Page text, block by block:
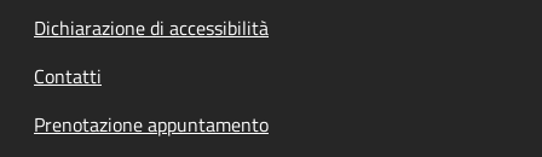
Dichiarazione di accessibilità
Contatti
Prenotazione appuntamento